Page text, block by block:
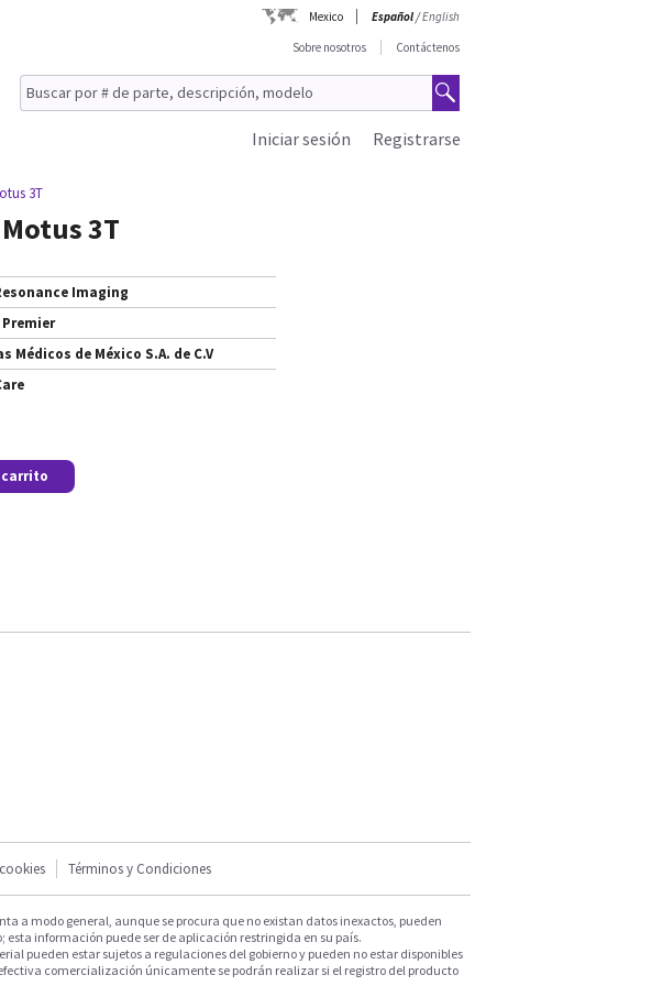
Mexico Español/English
Sobre nosotros
Contáctenos
Registrarse
Iniciar sesión
3T
3T
Imaging
Médicos de México S.A. de C.V
carrito
Términos y Condiciones
a modo general, aunque se procura que no existan datos inexactos, pueden
información puede ser de aplicación restringida en su país.
pueden estar sujetos a regulaciones del gobierno y pueden no estar disponibles
comercialización únicamente se podrán realizar si el registro del producto